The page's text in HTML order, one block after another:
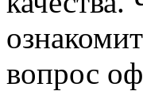
вопрос